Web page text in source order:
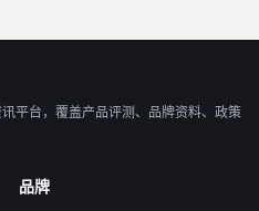
平台，覆盖产品评测、品牌资料、政策
品牌